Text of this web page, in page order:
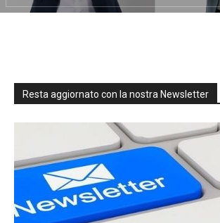
Resta aggiornato con la nostra Newsletter